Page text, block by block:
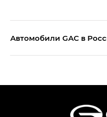
Aвтомобили GAC в
Эс Икс ПРЕМИУМ —
S7 — Эс 7 (S7) в
Эс Икс ПРЕМИУМ —